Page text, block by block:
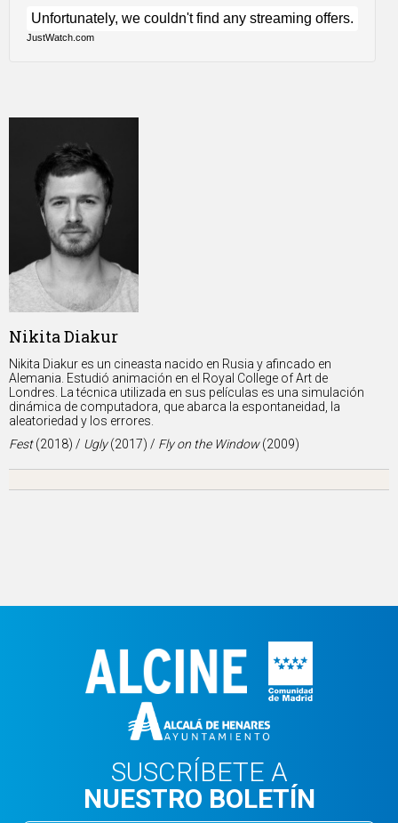
JustWatch.com
Nikita Diakur
Nikita Diakur es un cineasta nacido en Rusia y afincado en
Alemania. Estudió animación en el Royal College of Art de
Londres. La técnica utilizada en sus películas es una simulación
dinámica de computadora, que abarca la espontaneidad, la
aleatoriedad y los errores.
Fest(2018) / Ugly(2017) / Fly on the Window(2009)
SUSCRÍBETE A
NUESTRO BOLETÍN